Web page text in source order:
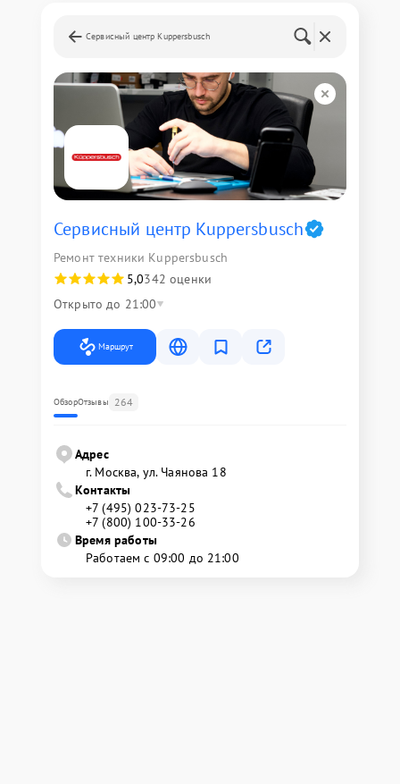
Сервисный центр Kuppersbusch
Сервисный центр Kuppersbusch
Ремонт техники Kuppersbusch
5,0342 оценки
Открыто до 21:00
Маршрут
ОбзорОтзывы 264
Адрес
г. Москва, ул. Чаянова 18
Контакты
+7 (495) 023-73-25
+7 (800) 100-33-26
Время работы
Работаем с 09:00 до 21:00